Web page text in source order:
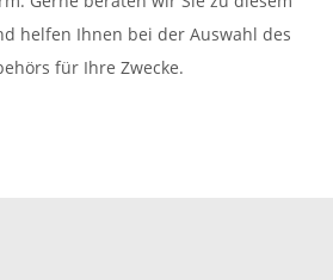
helfen Ihnen bei der Auswahl des
für Ihre Zwecke.